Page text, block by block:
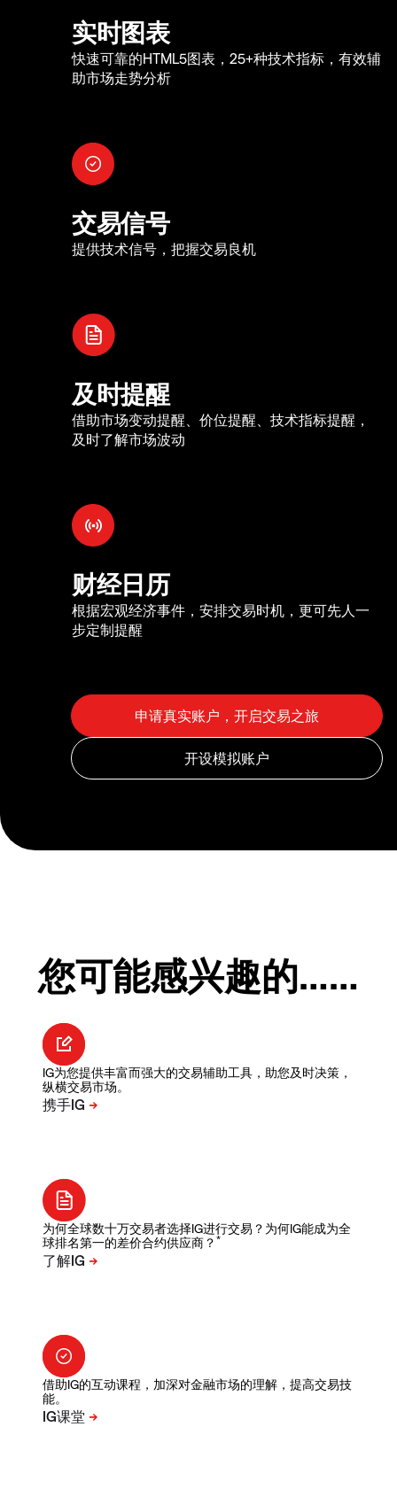
实时图表
快速可靠的HTML5图表，25+种技术指标，有效辅
助市场走势分析
交易信号
提供技术信号，把握交易良机
及时提醒
借助市场变动提醒、价位提醒、技术指标提醒，
及时了解市场波动
财经日历
根据宏观经济事件，安排交易时机，更可先人一
步定制提醒
您可能感兴趣的……
IG为您提供丰富而强大的交易辅助工具，助您及时决策，
纵横交易市场。
为何全球数十万交易者选择IG进行交易？为何IG能成为全
球排名第一的差价合约供应商？ *
借助IG的互动课程，加深对金融市场的理解，提高交易技
能。